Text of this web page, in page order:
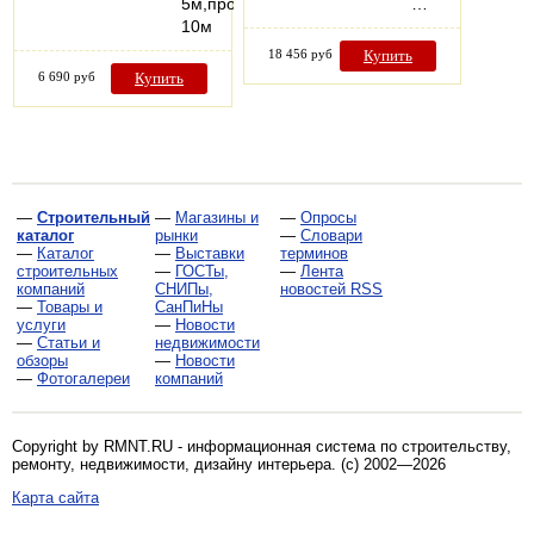
10м
6 690 руб Купить
18 456 руб Купить
— Строительный
каталог
— Каталог
строительных
компаний
— Товары и
услуги
— Статьи и
обзоры
— Фотогалереи
— Магазины и
рынки
— Выставки
— ГОСТы,
СНИПы,
СанПиНы
— Новости
недвижимости
— Новости
компаний
— Опросы
— Словари
терминов
— Лента
новостей RSS
Copyright by RMNT.RU - информационная система по строительству,
ремонту, недвижимости, дизайну интерьера . (c) 2002—2026
Карта сайта